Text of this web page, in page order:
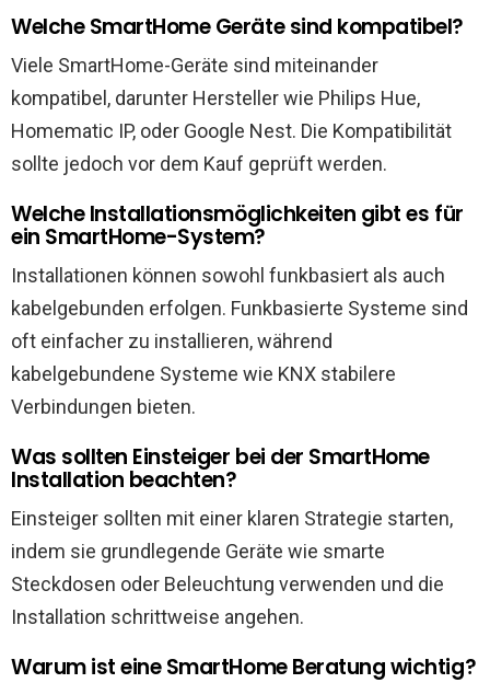
Welche SmartHome Geräte sind kompatibel?
Viele SmartHome-Geräte sind miteinander
kompatibel, darunter Hersteller wie Philips Hue,
Homematic IP, oder Google Nest. Die Kompatibilität
sollte jedoch vor dem Kauf geprüft werden.
Welche Installationsmöglichkeiten gibt es für
ein SmartHome-System?
Installationen können sowohl funkbasiert als auch
kabelgebunden erfolgen. Funkbasierte Systeme sind
oft einfacher zu installieren, während
kabelgebundene Systeme wie KNX stabilere
Verbindungen bieten.
Was sollten Einsteiger bei der SmartHome
Installation beachten?
Einsteiger sollten mit einer klaren Strategie starten,
indem sie grundlegende Geräte wie smarte
Steckdosen oder Beleuchtung verwenden und die
Installation schrittweise angehen.
Warum ist eine SmartHome Beratung wichtig?